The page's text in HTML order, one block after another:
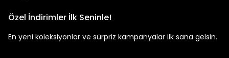
Özel İndirimler İlk Seninle!
En yeni koleksiyonlar ve sürpriz kampanyalar ilk sana gelsin.